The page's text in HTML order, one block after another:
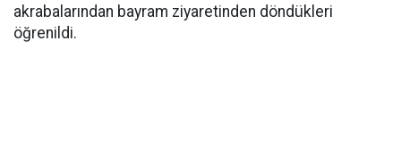
akrabalarından bayram ziyaretinden döndükleri
öğrenildi.